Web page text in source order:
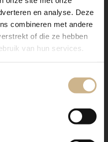
en analyse. Deze
combineren met andere
of die ze hebben
van hun services.